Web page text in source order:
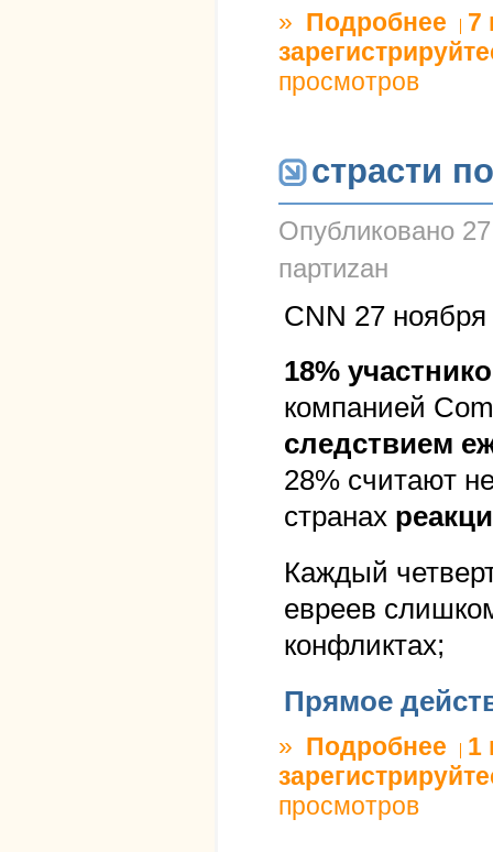
» Подробнее о С7
просмотров
страсти
Опубликовано
партиzан
CNN 27
18%
компанией
следствием
28% считают
странах
Каждый
евреев
конфликтах;
Прямое
» Подробнее о 1
просмотров